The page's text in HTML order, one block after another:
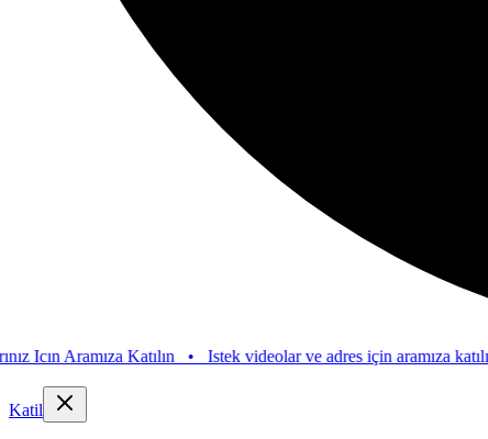
Katılın•Istek videolar ve adres için aramıza katılın. Istek
Katil